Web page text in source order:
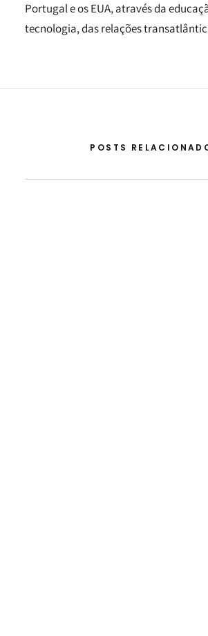
Portugal e os EUA, através da
tecnologia, das relações
POSTS